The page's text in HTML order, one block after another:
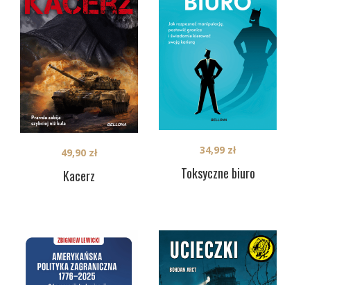
Kacerz
49,90 zł
Toksyczne biuro
34,99 zł